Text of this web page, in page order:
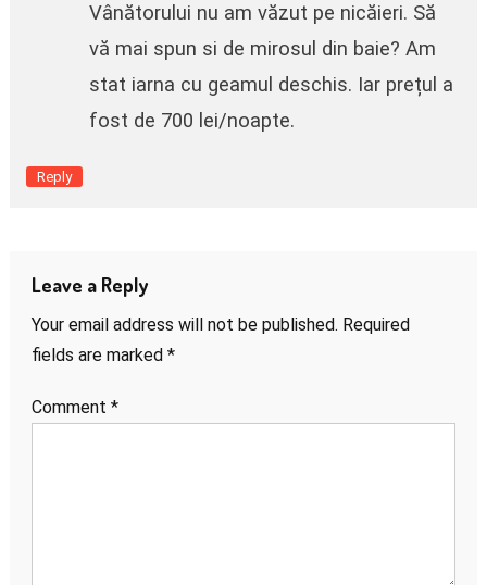
Vânătorului nu am văzut pe nicăieri. Să
vă mai spun si de mirosul din baie? Am
stat iarna cu geamul deschis. Iar prețul a
fost de 700 lei/noapte.
Reply
Leave a Reply
Your email address will not be published. Required
fields are marked *
Comment *